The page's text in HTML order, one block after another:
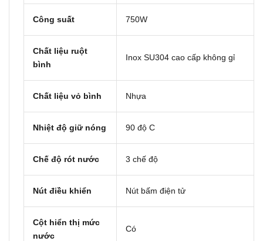
Công suất 750W
Chất liệu ruột
bình
Inox SU304 cao cấp không gỉ
Chất liệu vỏ bình Nhựa
Nhiệt độ giữ nóng 90 độ C
Chế độ rót nước 3 chế độ
Nút điều khiển Nút bấm điện tử
Cột hiển thị mức
nước
Có